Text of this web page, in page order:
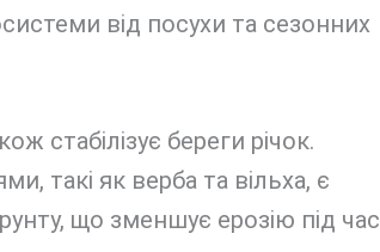
від посухи та сезонних
стабілізує береги річок.
такі як верба та вільха, є
що зменшує ерозію під час